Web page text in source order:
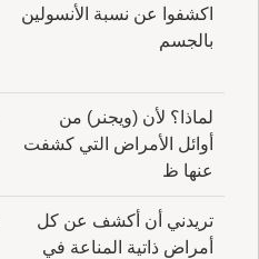
اكشفوا عن نسبة الأنسولين
بالجسم
لماذا؟ لأن (ويجنر) من
أوائل الأمراض التي كشفت
عنها ظ
تريدني أن أكشف عن كل
أمراض ذاتية المناعة في